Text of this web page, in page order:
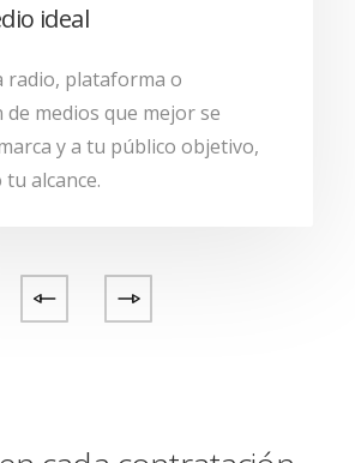
ideal
radio, plataforma o
medios que mejor se
y a tu público objetivo,
alcance.